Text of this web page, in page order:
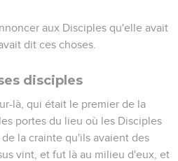
aux Disciples qu'elle avait
dit ces choses.
disciples
là, qui était le premier de la
portes du lieu où les Disciples
la crainte qu'ils avaient des
vint, et fut là au milieu d'eux, et